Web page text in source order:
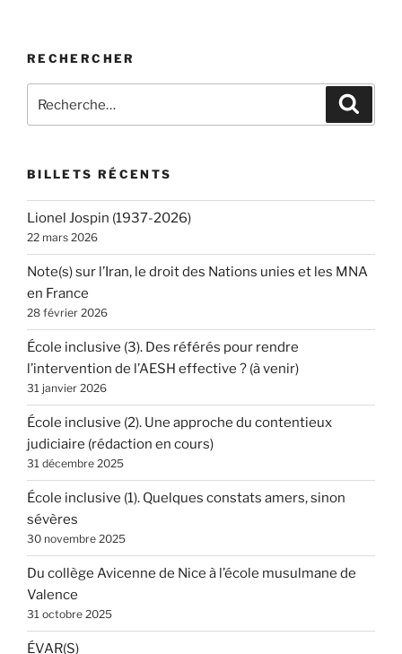
RECHERCHER
pour
BILLETS RÉCENTS
Lionel Jospin (1937-2026)
22 mars 2026
Note(s) sur l’Iran, le droit des Nations unies et les MNA
en France
28 février 2026
École inclusive (3). Des référés pour rendre
l’intervention de l’AESH effective ? (à venir)
31 janvier 2026
École inclusive (2). Une approche du contentieux
judiciaire (rédaction en cours)
31 décembre 2025
École inclusive (1). Quelques constats amers, sinon
sévères
30 novembre 2025
Du collège Avicenne de Nice à l’école musulmane de
Valence
31 octobre 2025
ÉVAR(S)